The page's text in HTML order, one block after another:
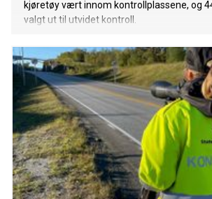
kjøretøy vært innom kontrollplassene, og
valgt ut til utvidet kontroll.